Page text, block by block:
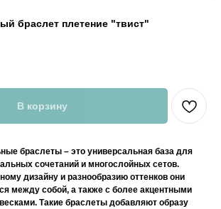
браслет плетение "твист"
В корзину
браслеты – это универсальная база для
сочетаний и многослойных сетов.
дизайну и разнообразию оттенков они
между собой, а также с более акцентными
Такие браслеты добавляют образу